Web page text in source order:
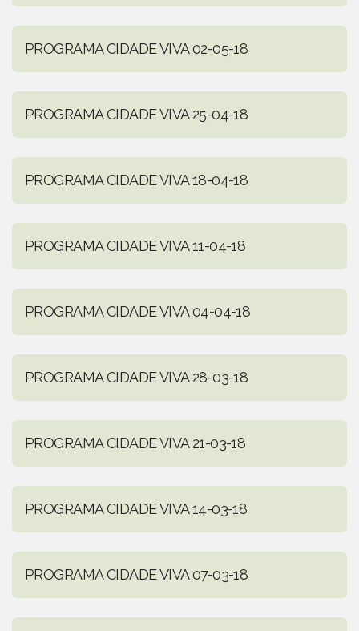
PROGRAMA CIDADE VIVA 02-05-18
PROGRAMA CIDADE VIVA 25-04-18
PROGRAMA CIDADE VIVA 18-04-18
PROGRAMA CIDADE VIVA 11-04-18
PROGRAMA CIDADE VIVA 04-04-18
PROGRAMA CIDADE VIVA 28-03-18
PROGRAMA CIDADE VIVA 21-03-18
PROGRAMA CIDADE VIVA 14-03-18
PROGRAMA CIDADE VIVA 07-03-18